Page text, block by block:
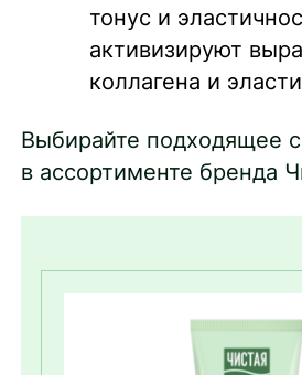
тонус и
активизируют
коллагена и
Выбирайте подходящее
в ассортименте бренда